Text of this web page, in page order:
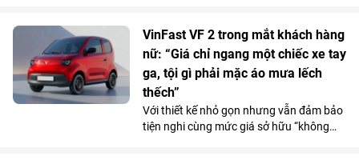
lái trên mọi cung đường.
VinFast VF 2 trong mắt khách hàng
nữ: “Giá chỉ ngang một chiếc xe tay
ga, tội gì phải mặc áo mưa lếch
thếch”
Với thiết kế nhỏ gọn nhưng vẫn đảm bảo
tiện nghi cùng mức giá sở hữu “không